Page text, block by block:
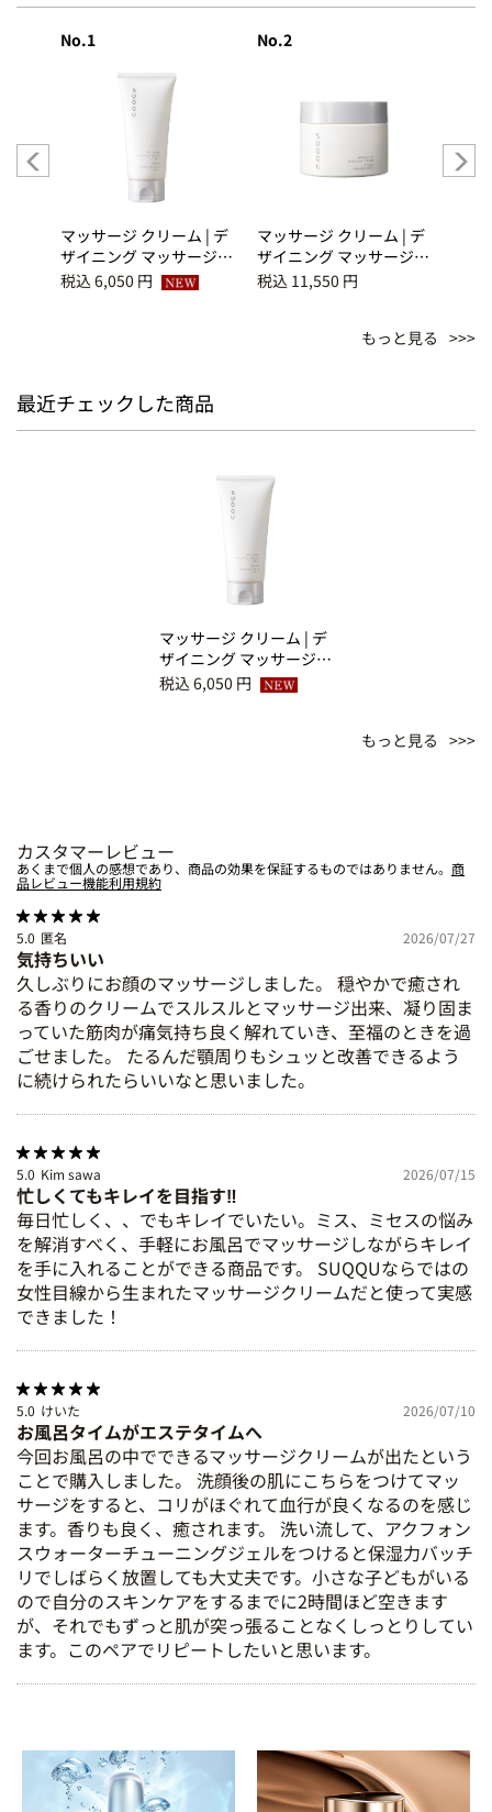
No.1
マッサージ クリーム | デ
ザイニング マッサージ
クリーム バス
税込 6,050 円
No.2
マッサージ クリーム | デ
ザイニング マッサージ
クリーム
税込 11,550 円
もっと見る
最近チェックした商品
マッサージ クリーム | デ
ザイニング マッサージ
クリーム バス
税込 6,050 円
もっと見る
カスタマーレビュー
あくまで個人の感想であり、商品の効果を保証するものではありません。 商
品レビュー機能利用規約
5.0 匿名 2026/07/27
気持ちいい
久しぶりにお顔のマッサージしました。 穏やかで癒され
る香りのクリームでスルスルとマッサージ出来、凝り固ま
っていた筋肉が痛気持ち良く解れていき、至福のときを過
ごせました。 たるんだ顎周りもシュッと改善できるよう
に続けられたらいいなと思いました。
5.0 Kim sawa 2026/07/15
忙しくてもキレイを目指す‼️
毎日忙しく、、でもキレイでいたい。ミス、ミセスの悩み
を解消すべく、手軽にお風呂でマッサージしながらキレイ
を手に入れることができる商品です。 SUQQUならではの
女性目線から生まれたマッサージクリームだと使って実感
できました！
5.0 けいた 2026/07/10
お風呂タイムがエステタイムへ
今回お風呂の中でできるマッサージクリームが出たという
ことで購入しました。 洗顔後の肌にこちらをつけてマッ
サージをすると、コリがほぐれて血行が良くなるのを感じ
ます。香りも良く、癒されます。 洗い流して、アクフォン
スウォーターチューニングジェルをつけると保湿力バッチ
リでしばらく放置しても大丈夫です。小さな子どもがいる
ので自分のスキンケアをするまでに2時間ほど空きます
が、それでもずっと肌が突っ張ることなくしっとりしてい
ます。このペアでリピートしたいと思います。